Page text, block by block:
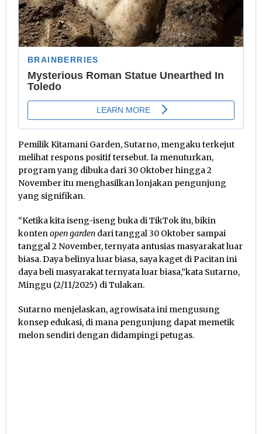
Pemilik Kitamani Garden, Sutarno, mengaku terkejut
melihat respons positif tersebut. Ia menuturkan,
program yang dibuka dari 30 Oktober hingga 2
November itu menghasilkan lonjakan pengunjung
yang signifikan.
“Ketika kita iseng-iseng buka di TikTok itu, bikin
konten open garden dari tanggal 30 Oktober sampai
tanggal 2 November, ternyata antusias masyarakat luar
biasa. Daya belinya luar biasa, saya kaget di Pacitan ini
daya beli masyarakat ternyata luar biasa,”kata Sutarno,
Minggu (2/11/2025) di Tulakan.
Sutarno menjelaskan, agrowisata ini mengusung
konsep edukasi, di mana pengunjung dapat memetik
melon sendiri dengan didampingi petugas.